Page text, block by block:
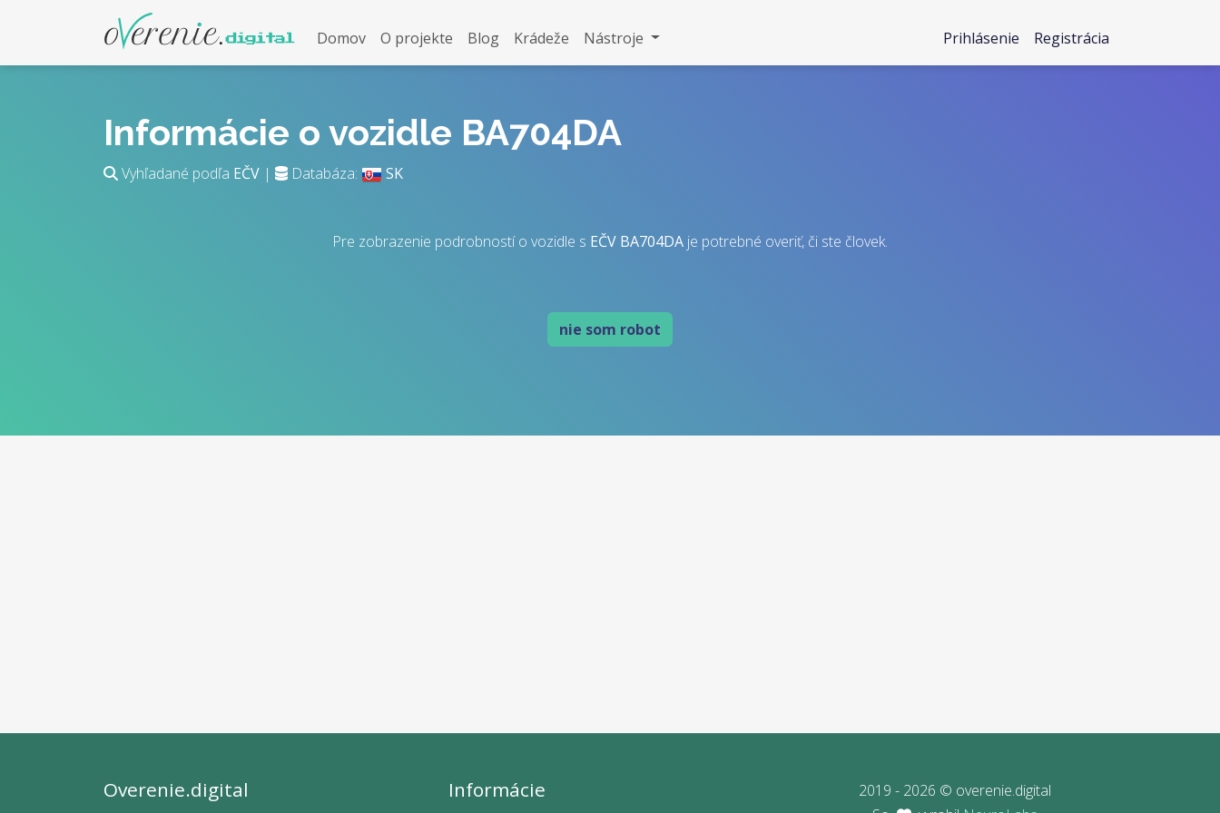
Domov O projekte Blog Krádeže Nástroje Prihlásenie Registrácia
Informácie o vozidle BA704DA
Vyhľadané podľa EČV | Databáza: SK
Pre zobrazenie podrobností o vozidle s EČV BA704DA je potrebné overiť, či ste človek.
nie som robot
Overenie.digital Informácie
2019 - 2026 © overenie.digital